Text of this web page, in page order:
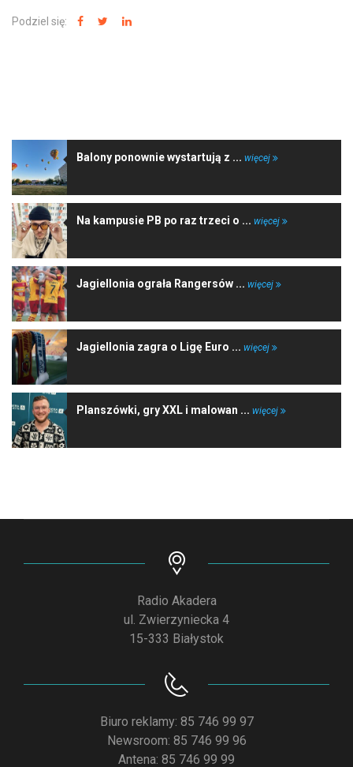
Podziel się:
Balony ponownie wystartują z ... więcej
Na kampusie PB po raz trzeci o ... więcej
Jagiellonia ograła Rangersów ... więcej
Jagiellonia zagra o Ligę Euro ... więcej
Planszówki, gry XXL i malowan ... więcej
Radio Akadera
ul. Zwierzyniecka 4
15-333 Białystok
Biuro reklamy: 85 746 99 97
Newsroom: 85 746 99 96
Antena: 85 746 99 99